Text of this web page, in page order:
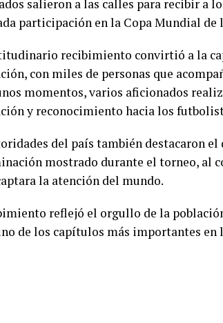
salieron a las calles para recibir a
participación en la Copa Mundial de
recibimiento convirtió a la
con miles de personas que
momentos, varios aficionados
y reconocimiento hacia los
del país también destacaron
mostrado durante el torneo, al
la atención del mundo.
reflejó el orgullo de la
de los capítulos más importantes